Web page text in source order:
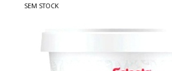
SEM STOCK